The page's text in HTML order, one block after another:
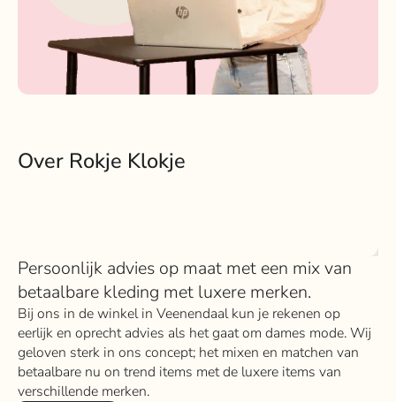
Over Rokje Klokje
Persoonlijk advies op maat met een mix van
betaalbare kleding met luxere merken.
Bij ons in de winkel in Veenendaal kun je rekenen op
eerlijk en oprecht advies als het gaat om dames mode. Wij
geloven sterk in ons concept; het mixen en matchen van
betaalbare nu on trend items met de luxere items van
verschillende merken.